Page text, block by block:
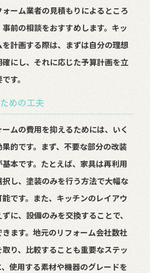
ーム業者の見積もりによるところ
前の相談をおすすめします。キッ
計画する際は、まずは自分の理想
にし、それに応じた予算計画を立
す。
めの工夫
ムの費用を抑えるためには、いく
的です。まず、不要な部分の改装
本です。たとえば、家具は再利用
し、塗装のみを行う方法で大幅な
です。また、キッチンのレイアウ
に、設備のみを交換することで、
ます。地元のリフォーム会社数社
り、比較することも重要なステッ
使用する素材や機器のグレードを